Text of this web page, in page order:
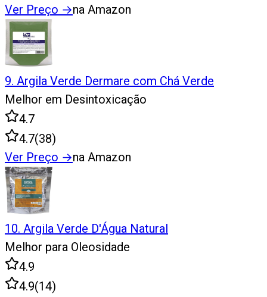
Ver Preço →na Amazon
9. Argila Verde Dermare com Chá Verde
Melhor em Desintoxicação
4.7
4.7(38)
Ver Preço →na Amazon
10. Argila Verde D'Água Natural
Melhor para Oleosidade
4.9
4.9(14)